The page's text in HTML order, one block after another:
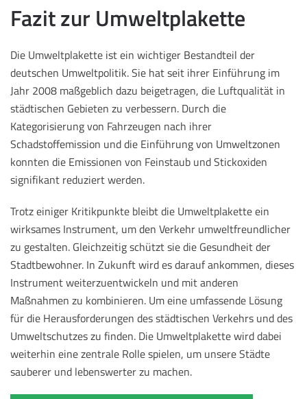
Fazit zur Umweltplakette
Die Umweltplakette ist ein wichtiger Bestandteil der
deutschen Umweltpolitik. Sie hat seit ihrer Einführung im
Jahr 2008 maßgeblich dazu beigetragen, die Luftqualität in
städtischen Gebieten zu verbessern. Durch die
Kategorisierung von Fahrzeugen nach ihrer
Schadstoffemission und die Einführung von Umweltzonen
konnten die Emissionen von Feinstaub und Stickoxiden
signifikant reduziert werden.
Trotz einiger Kritikpunkte bleibt die Umweltplakette ein
wirksames Instrument, um den Verkehr umweltfreundlicher
zu gestalten. Gleichzeitig schützt sie die Gesundheit der
Stadtbewohner. In Zukunft wird es darauf ankommen, dieses
Instrument weiterzuentwickeln und mit anderen
Maßnahmen zu kombinieren. Um eine umfassende Lösung
für die Herausforderungen des städtischen Verkehrs und des
Umweltschutzes zu finden. Die Umweltplakette wird dabei
weiterhin eine zentrale Rolle spielen, um unsere Städte
sauberer und lebenswerter zu machen.